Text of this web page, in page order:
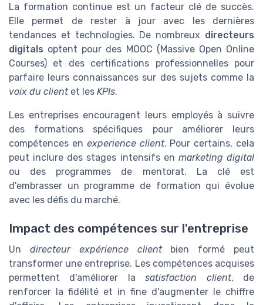
La formation continue est un facteur clé de succès.
Elle permet de rester à jour avec les dernières
tendances et technologies. De nombreux directeurs
digitals optent pour des MOOC (Massive Open Online
Courses) et des certifications professionnelles pour
parfaire leurs connaissances sur des sujets comme la
voix du clientet les KPIs.
Les entreprises encouragent leurs employés à suivre
des formations spécifiques pour améliorer leurs
compétences en experience client. Pour certains, cela
peut inclure des stages intensifs en marketing digital
ou des programmes de mentorat. La clé est
d'embrasser un programme de formation qui évolue
avec les défis du marché.
Impact des compétences sur l'entreprise
Un directeur expérience clientbien formé peut
transformer une entreprise. Les compétences acquises
permettent d'améliorer lasatisfaction client, de
renforcer la fidélité et in fine d'augmenter le chiffre